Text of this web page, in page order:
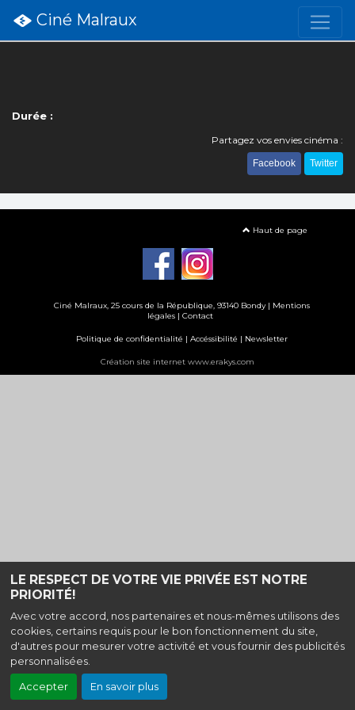
LE RESPECT DE VOTRE VIE PRIVÉE EST NOTRE
PRIORITÉ!
Avec votre accord, nos partenaires et nous-mêmes utilisons des
cookies, certains requis pour le bon fonctionnement du site,
d'autres pour mesurer votre activité et vous fournir des publicités
personnalisées.
Accepter En savoir plus
Ciné Malraux
Durée :
Partagez vos envies cinéma :
Facebook Twitter
Haut de page
Ciné Malraux, 25 cours de la République, 93140 Bondy | Mentions
légales | Contact
Politique de confidentialité | Accéssibilité | Newsletter
Création site internet www.erakys.com